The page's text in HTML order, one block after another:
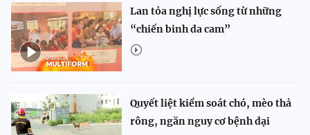
Lan tỏa nghị lực sống từ những
“chiến binh da cam”
Quyết liệt kiểm soát chó, mèo thả
rông, ngăn nguy cơ bệnh dại